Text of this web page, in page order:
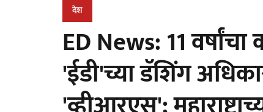
देश
ED News: 11
'ईडी'च्या डॅशिंग